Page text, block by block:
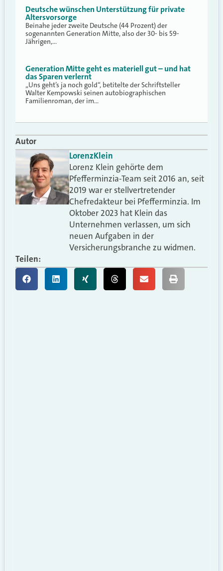
Deutsche wünschen Unterstützung für private
Altersvorsorge
Beinahe jeder zweite Deutsche (44 Prozent) der
sogenannten Generation Mitte, also der 30- bis 59-
Jährigen,…
Generation Mitte geht es materiell gut – und hat
das Sparen verlernt
„Uns geht’s ja noch gold“, betitelte der Schriftsteller
Walter Kempowski seinen autobiographischen
Familienroman, der im…
Autor
LorenzKlein
Lorenz Klein gehörte dem
Pfefferminzia-Team seit 2016 an, seit
2019 war er stellvertretender
Chefredakteur bei Pfefferminzia. Im
Oktober 2023 hat Klein das
Unternehmen verlassen, um sich
neuen Aufgaben in der
Versicherungsbranche zu widmen.
Teilen: